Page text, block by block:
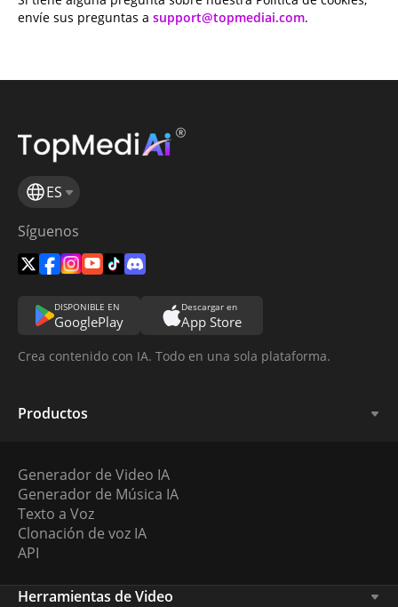
envíe sus preguntas a support@topmediai.com.
ES
Síguenos
DISPONIBLE EN
GooglePlay
Descargar en
App Store
Crea contenido con IA. Todo en una sola plataforma.
Productos
Generador de Video IA
Generador de Música IA
Texto a Voz
Clonación de voz IA
API
Herramientas de Video